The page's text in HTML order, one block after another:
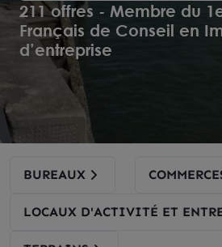
211 offres - Membre du
Français de Conseil en
d’entreprise
BUREAUX
LOCAUX D'ACTIVITÉ ET